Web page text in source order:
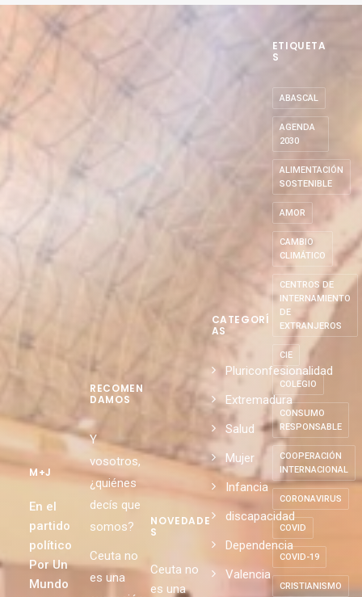
M+J
En el
partido
político
Por Un
Mundo
RECOMEN
DAMOS
Y
vosotros,
¿quiénes
decís que
somos?
Ceuta no
es una
NOVEDADE
S
Ceuta no
es una
CATEGORÍ
AS
Pluriconfesionalidad
Extremadura
Salud
Mujer
Infancia
discapacidad
Dependencia
Valencia
ETIQUETA
S
ABASCAL
AGENDA
2030
ALIMENTACIÓN
SOSTENIBLE
AMOR
CAMBIO
CLIMÁTICO
CENTROS DE
INTERNAMIENTO
DE
EXTRANJEROS
CIE
COLEGIO
CONSUMO
RESPONSABLE
COOPERACIÓN
INTERNACIONAL
CORONAVIRUS
COVID
COVID-19
CRISTIANISMO